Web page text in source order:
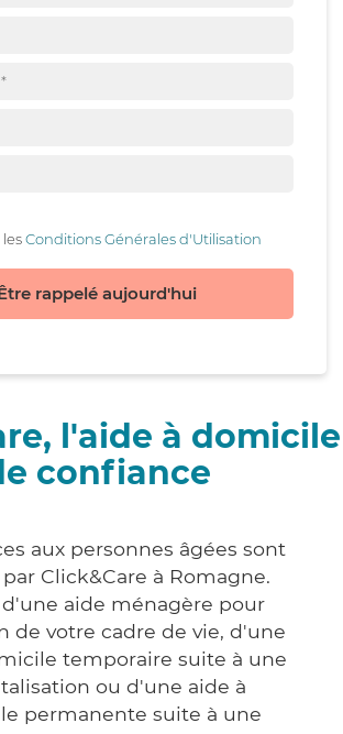
Conditions Générales d'Utilisation
rappelé aujourd'hui
l'aide à domicile
confiance
aux personnes âgées sont
Click&Care à Romagne.
d'une aide ménagère pour
de votre cadre de vie, d'une
temporaire suite à une
ou d'une aide à
permanente suite à une